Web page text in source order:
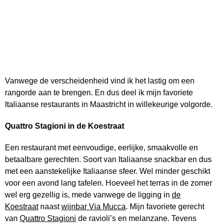
Vanwege de verscheidenheid vind ik het lastig om een
rangorde aan te brengen. En dus deel ik mijn favoriete
Italiaanse restaurants in Maastricht in willekeurige volgorde.
Quattro Stagioni in de Koestraat
Een restaurant met eenvoudige, eerlijke, smaakvolle en
betaalbare gerechten. Soort van Italiaanse snackbar en dus
met een aanstekelijke Italiaanse sfeer. Wel minder geschikt
voor een avond lang tafelen. Hoeveel het terras in de zomer
wel erg gezellig is, mede vanwege de ligging in de
Koestraatnaastwijnbar Via Mucca. Mijn favoriete gerecht
van Quattro Stagioni de ravioli’s en melanzane. Tevens